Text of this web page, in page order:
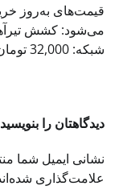
قیمت‌های به‌روز
شبکه: 32,000 تومان ویژه (سر تیرآهن زیر ۶۰ سانت): […]
دیدگاهتان را بنویسید
نشانی ایمیل شما
علامت‌گذاری